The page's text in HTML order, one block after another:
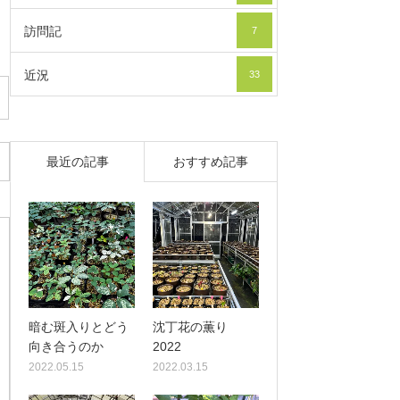
訪問記 7
近況 33
最近の記事 おすすめ記事
暗む斑入りとどう
向き合うのか
2022.05.15
沈丁花の薫り
2022
2022.03.15